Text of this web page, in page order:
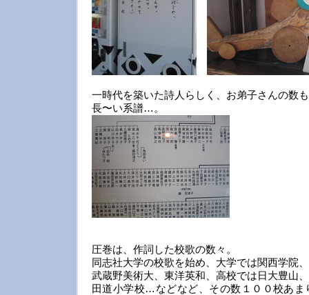
一時代を築いた詩人らしく、お弟子さんの数
長〜い系譜…。
圧巻は、作詞した校歌の数々。
同志社大学の校歌を始め、大学では関西学院
武蔵野美術大、東洋英和、高校では日大豊山
田道小学校…などなど、その数１００校あま